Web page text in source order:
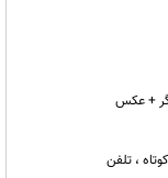
+ عکس
، تلفن